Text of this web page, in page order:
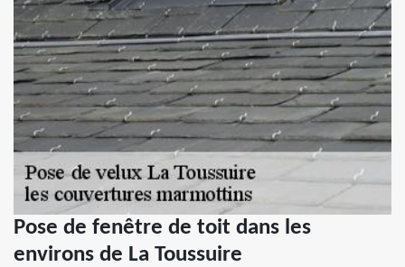
Pose de fenêtre de toit dans les
environs de La Toussuire